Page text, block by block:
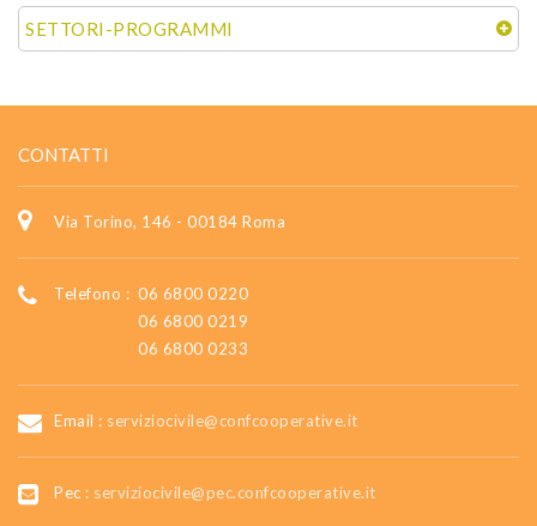
SETTORI-PROGRAMMI
CONTATTI
Via Torino, 146 - 00184 Roma
Telefono : 06 6800 0220
06 6800 0219
06 6800 0233
Email : serviziocivile@confcooperative.it
Pec : serviziocivile@pec.confcooperative.it